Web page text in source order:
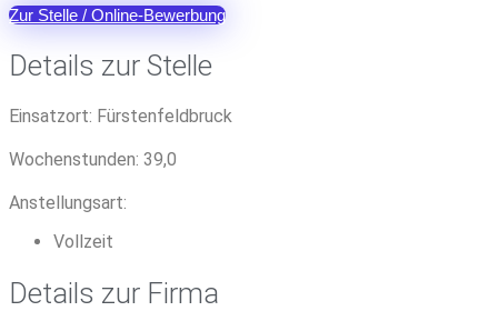
Zur Stelle / Online-Bewerbung
Details zur Stelle
Einsatzort: Fürstenfeldbruck
Wochenstunden: 39,0
Anstellungsart:
Vollzeit
Details zur Firma